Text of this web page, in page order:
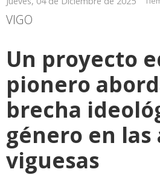
VIGO
Un proyecto
pionero
brecha
género en las
viguesas